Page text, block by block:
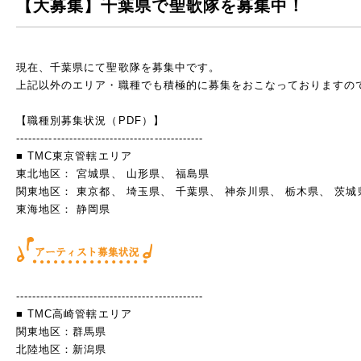
【大募集】千葉県で聖歌隊を募集中！
現在、千葉県にて聖歌隊を募集中です。
上記以外のエリア・職種でも積極的に募集をおこなっておりますの
【職種別募集状況（PDF）】
----------------------------------------------
■ TMC東京管轄エリア
東北地区： 宮城県、 山形県、 福島県
関東地区： 東京都、 埼玉県、 千葉県、 神奈川県、 栃木県、 茨城
東海地区： 静岡県
----------------------------------------------
■ TMC高崎管轄エリア
関東地区：群馬県
北陸地区：新潟県